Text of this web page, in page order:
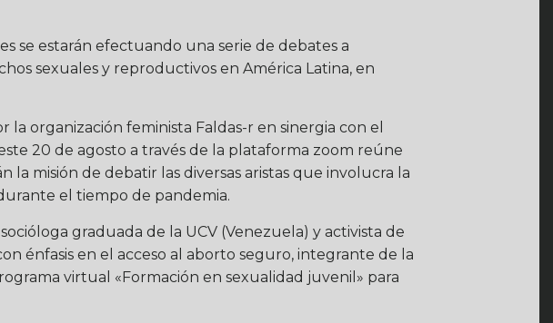
se estarán efectuando una serie de debates a
sexuales y reproductivos en América Latina, en
organización feminista Faldas-r en sinergia con el
20 de agosto a través de la plataforma zoom reúne
misión de debatir las diversas aristas que involucra la
el tiempo de pandemia.
graduada de la UCV (Venezuela) y activista de
énfasis en el acceso al aborto seguro, integrante de la
virtual «Formación en sexualidad juvenil» para